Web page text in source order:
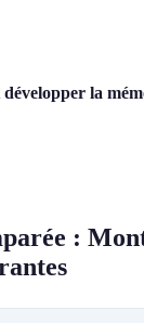
la
: